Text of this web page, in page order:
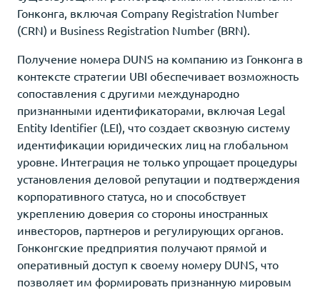
Гонконга, включая Company Registration Number
(CRN) и Business Registration Number (BRN).
Получение номера DUNS на компанию из Гонконга в
контексте стратегии UBI обеспечивает возможность
сопоставления с другими международно
признанными идентификаторами, включая Legal
Entity Identifier (LEI), что создает сквозную систему
идентификации юридических лиц на глобальном
уровне. Интеграция не только упрощает процедуры
установления деловой репутации и подтверждения
корпоративного статуса, но и способствует
укреплению доверия со стороны иностранных
инвесторов, партнеров и регулирующих органов.
Гонконгские предприятия получают прямой и
оперативный доступ к своему номеру DUNS, что
позволяет им формировать признанную мировым